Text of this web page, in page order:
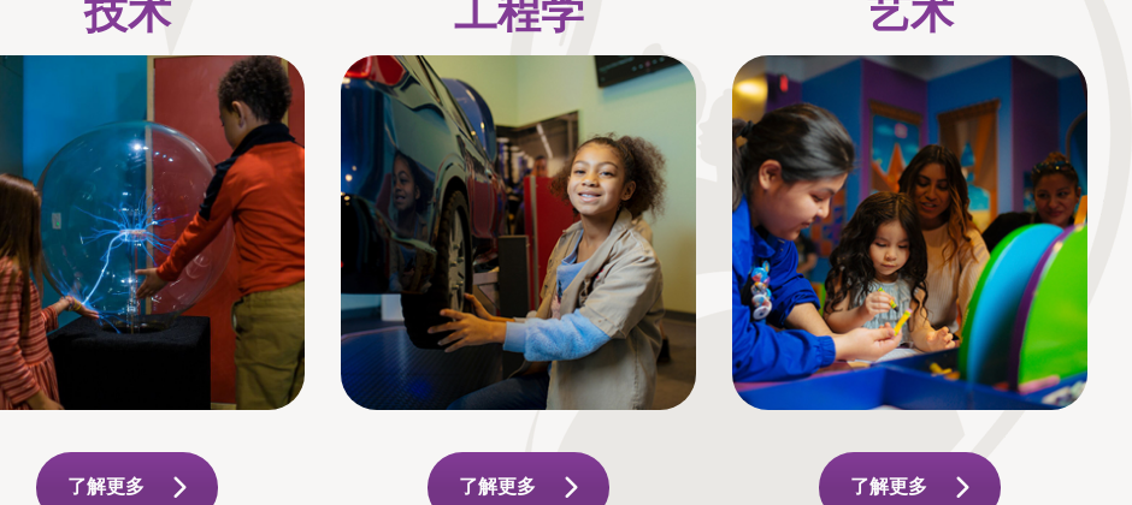
技术
了解更多
工程学
了解更多
艺术
了解更多